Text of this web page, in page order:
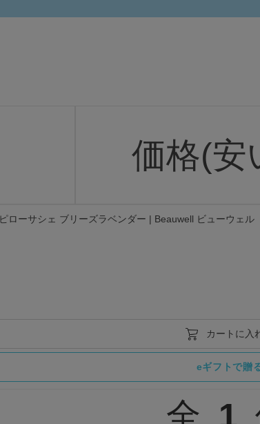
価格(安
ローサシェ ブリーズラベンダー | Beauwell ビューウェル
全 1